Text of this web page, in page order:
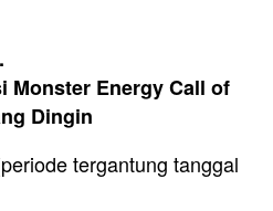
Monster Energy Call of
Dingin
tergantung tanggal